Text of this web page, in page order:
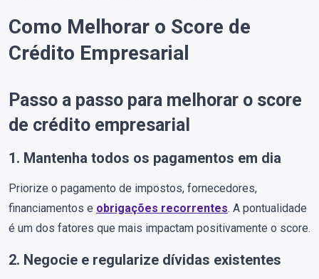
Como Melhorar o Score de
Crédito Empresarial
Passo a passo para melhorar o score
de crédito empresarial
1. Mantenha todos os pagamentos em dia
Priorize o pagamento de impostos, fornecedores,
financiamentos e obrigações recorrentes. A pontualidade
é um dos fatores que mais impactam positivamente o score.
2. Negocie e regularize dívidas existentes